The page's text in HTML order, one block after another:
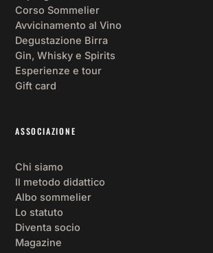
Corso Sommelier
Avvicinamento al Vino
Degustazione Birra
Gin, Whisky e Spirits
Esperienze e tour
Gift card
ASSOCIAZIONE
Chi siamo
Il metodo didattico
Albo sommelier
Lo statuto
Diventa socio
Magazine